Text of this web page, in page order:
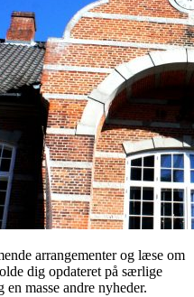
arrangementer og læse om
dig opdateret på særlige
masse andre nyheder.